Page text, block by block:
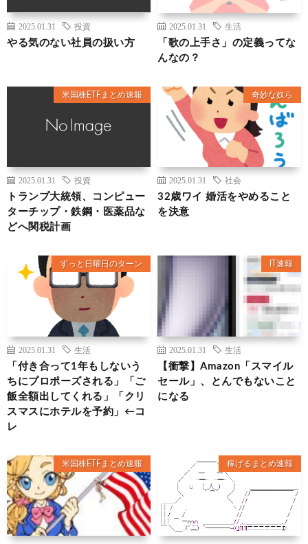
2025.01.31 投資
やる気のない社員の扱い方
2025.01.31 生活
「歌の上手さ」の定義ってな
んなの？
米国株ETFまとめ速報
2025.01.31 投資
トランプ大統領、コンピュー
ターチップ・鉄鋼・医薬品な
どへ関税計画
奇妙な奴ら
2025.01.31 社会
32歳ワイ 婚活をやめること
を決意
ずっと日曜日のターン
2025.01.31 生活
「付き合って1年もしないう
ちにプロポーズされる」「ご
飯全額出してくれる」「クリ
スマスにホテルを予約」←コ
レ
IT速報
2025.01.31 生活
【衝撃】Amazon「スマイル
セール」、とんでもないこと
になる
米国株ETFまとめ速報 稼げるまとめ速報